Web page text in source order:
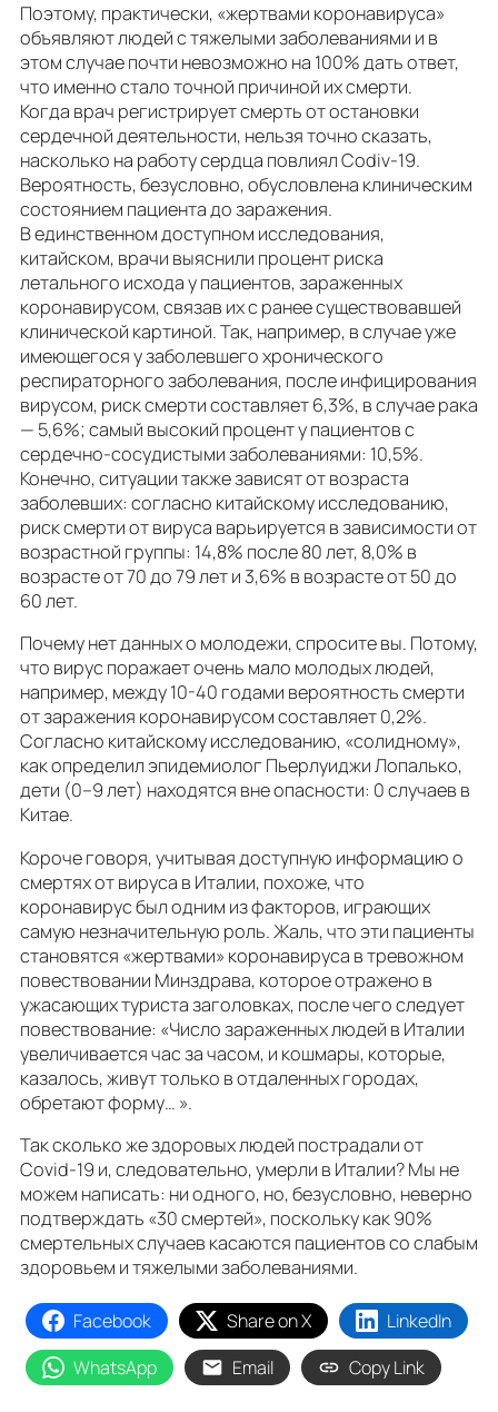
Поэтому, практически, «жертвами коронавируса»
объявляют людей с тяжелыми заболеваниями и в
этом случае почти невозможно на 100% дать ответ,
что именно стало точной причиной их смерти.
Когда врач регистрирует смерть от остановки
сердечной деятельности, нельзя точно сказать,
насколько на работу сердца повлиял Codiv-19.
Вероятность, безусловно, обусловлена клиническим
состоянием пациента до заражения.
В единственном доступном исследования,
китайском, врачи выяснили процент риска
летального исхода у пациентов, зараженных
коронавирусом, связав их с ранее существовавшей
клинической картиной. Так, например, в случае уже
имеющегося у заболевшего хронического
респираторного заболевания, после инфицирования
вирусом, риск смерти составляет 6,3%, в случае рака
— 5,6%; самый высокий процент у пациентов с
сердечно-сосудистыми заболеваниями: 10,5%.
Конечно, ситуации также зависят от возраста
заболевших: согласно китайскому исследованию,
риск смерти от вируса варьируется в зависимости от
возрастной группы: 14,8% после 80 лет, 8,0% в
возрасте от 70 до 79 лет и 3,6% в возрасте от 50 до
60 лет.
Почему нет данных о молодежи, спросите вы. Потому,
что вирус поражает очень мало молодых людей,
например, между 10-40 годами вероятность смерти
от заражения коронавирусом составляет 0,2%.
Согласно китайскому исследованию, «солидному»,
как определил эпидемиолог Пьерлуиджи Лопалько,
дети (0–9 лет) находятся вне опасности: 0 случаев в
Китае.
Короче говоря, учитывая доступную информацию о
смертях от вируса в Италии, похоже, что
коронавирус был одним из факторов, играющих
самую незначительную роль. Жаль, что эти пациенты
становятся «жертвами» коронавируса в тревожном
повествовании Минздрава, которое отражено в
ужасающих туриста заголовках, после чего следует
повествование: «Число зараженных людей в Италии
увеличивается час за часом, и кошмары, которые,
казалось, живут только в отдаленных городах,
обретают форму… ».
Так сколько же здоровых людей пострадали от
Covid-19 и, следовательно, умерли в Италии? Мы не
можем написать: ни одного, но, безусловно, неверно
подтверждать «30 смертей», поскольку как 90%
смертельных случаев касаются пациентов со слабым
здоровьем и тяжелыми заболеваниями.
Facebook Share on X
LinkedIn
WhatsApp
Email Copy Link